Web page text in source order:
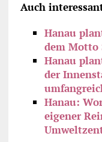
Auch
Hanau
dem Motto
Hanau
der
Hanau:
eigener